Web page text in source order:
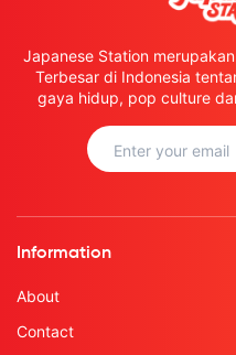
Japanese Station
Terbesar di Indonesia
gaya hidup, pop culture
Information
About
Contact